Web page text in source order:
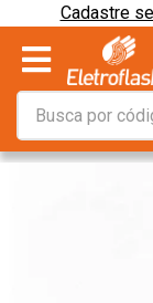
Cadastre